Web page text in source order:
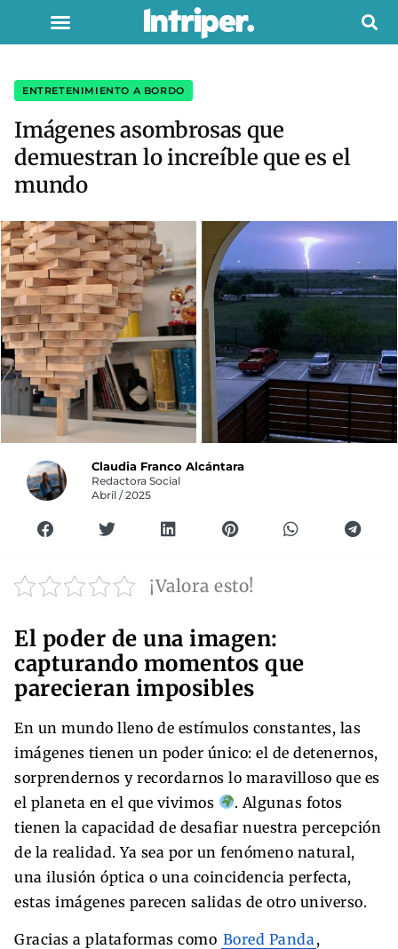
ENTRETENIMIENTO A BORDO
Imágenes asombrosas que
demuestran lo increíble que es el
mundo
Claudia Franco Alcántara
Redactora Social
Abril / 2025
¡Valora esto!
El poder de una imagen:
capturando momentos que
parecieran imposibles
En un mundo lleno de estímulos constantes, las
imágenes tienen un poder único: el de detenernos,
sorprendernos y recordarnos lo maravilloso que es
el planeta en el que vivimos
. Algunas fotos
tienen la capacidad de desafiar nuestra percepción
de la realidad. Ya sea por un fenómeno natural,
una ilusión óptica o una coincidencia perfecta,
estas imágenes parecen salidas de otro universo.
Gracias a plataformas como Bored Panda ,